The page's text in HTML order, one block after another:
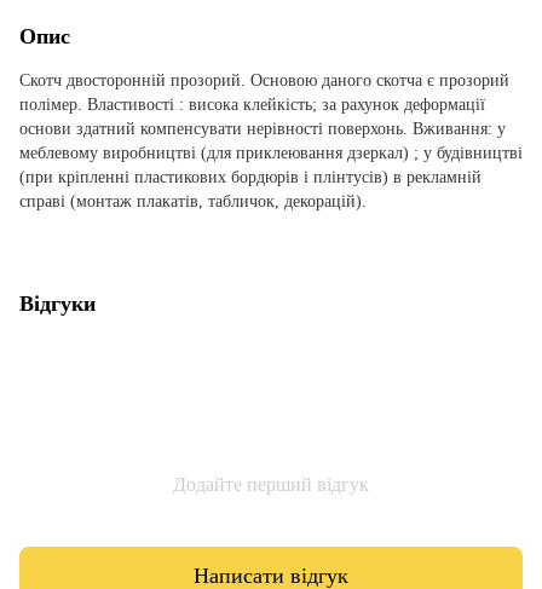
Опис
Скотч двосторонній прозорий. Основою даного скотча є прозорий
полімер. Властивості : висока клейкість; за рахунок деформації
основи здатний компенсувати нерівності поверхонь. Вживання: у
меблевому виробництві (для приклеювання дзеркал) ; у будівництві
(при кріпленні пластикових бордюрів і плінтусів) в рекламній
справі (монтаж плакатів, табличок, декорацій).
Відгуки
Додайте перший відгук
Написати відгук